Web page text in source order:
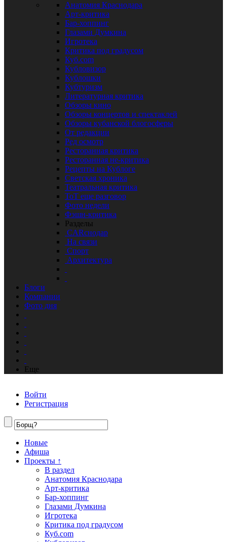
Анатомия Краснодара
Арт-критика
Бар-хоппинг
Глазами Думкина
Игротека
Критика под градусом
Куб.com
Кубловизор
Кублошки
Кубтуризм
Литературная критика
Обзоры кино
Обзоры концертов и спектаклей
Обзоры кубанской блогосферы
От редакции
Ред осмотр
Ресторанная критика
Ресторанная не-критика
Рецепты на Кублоге
Светская хроника
Театральная критика
ТоТ еще разговор
Фото недели
Фэшн-критика
Разделы
CARснодар
На связи
Спорт
Архитектура
Блоги
Компании
Фото дня
Еще
Войти
Регистрация
Новые
Афиша
Проекты ↑
В раздел
Анатомия Краснодара
Арт-критика
Бар-хоппинг
Глазами Думкина
Игротека
Критика под градусом
Куб.com